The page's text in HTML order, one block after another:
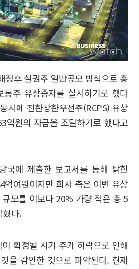
정후 실권주 일반공모 방식으로 총
통주 유상증자를 실시하기로 했다
시에 전환상환우선주(RCPS) 유상
억원의 자금을 조달하기로 했다고
국에 제출한 보고서를 통해 밝힌
억여원이지만 회사 측은 이번 유상
모를 이보다 20% 가량 적은 총 5
혔다.
확정될 시기 주가 하락으로 인해
을 감안한 것으로 파악된다. 현재